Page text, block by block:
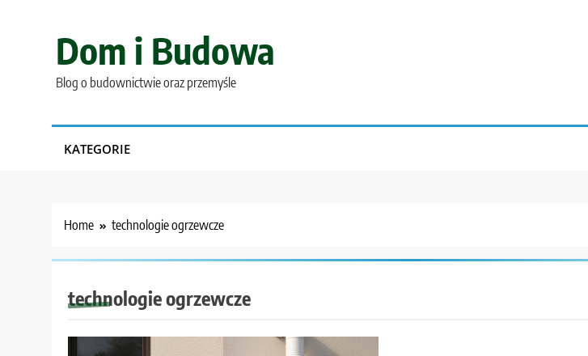
Dom i Budowa
Blog o budownictwie oraz przemyśle
KATEGORIE
Home technologie ogrzewcze
technologie ogrzewcze